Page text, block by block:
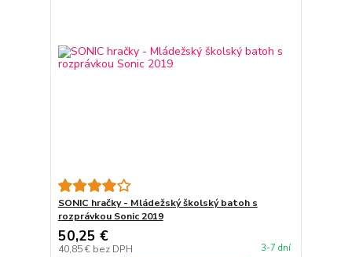
SONIC hračky - Mládežský školský batoh s
rozprávkou Sonic 2019
50,25 €
40,85 € bez DPH 3-7 dní